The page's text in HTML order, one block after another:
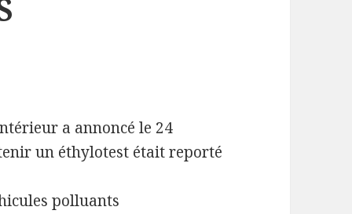
a annoncé le 24
un éthylotest était reporté
polluants